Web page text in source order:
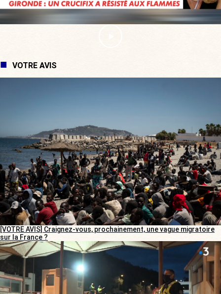
VOTRE AVIS
[VOTRE AVIS] Craignez-vous, prochainement, une vague migratoire
sur la France ?